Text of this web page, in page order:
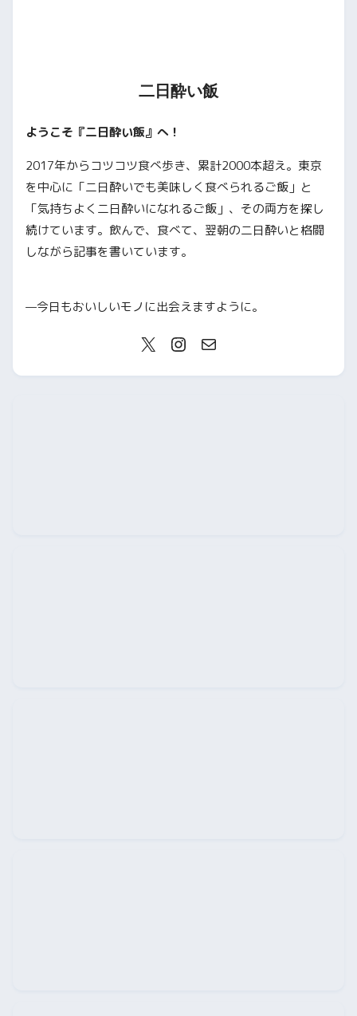
二日酔い飯
ようこそ『二日酔い飯』へ！
2017年からコツコツ食べ歩き、累計2000本超え。東京
を中心に「二日酔いでも美味しく食べられるご飯」と
「気持ちよく二日酔いになれるご飯」、その両方を探し
続けています。飲んで、食べて、翌朝の二日酔いと格闘
しながら記事を書いています。
—今日もおいしいモノに出会えますように。